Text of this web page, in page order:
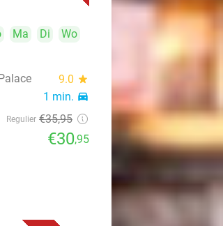
Ma Di
Wo
9.0 star
1 min. directions_car
Regulier €35,95
€30,95